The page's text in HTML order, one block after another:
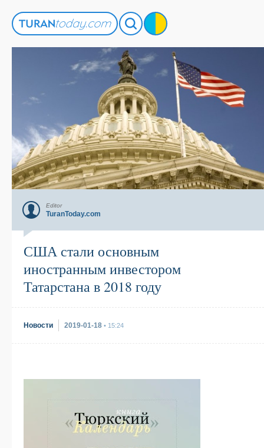
Editor
TuranToday.com
США стали основным
иностранным инвестором
Татарстана в 2018 году
Новости 2019-01-18 • 15:24